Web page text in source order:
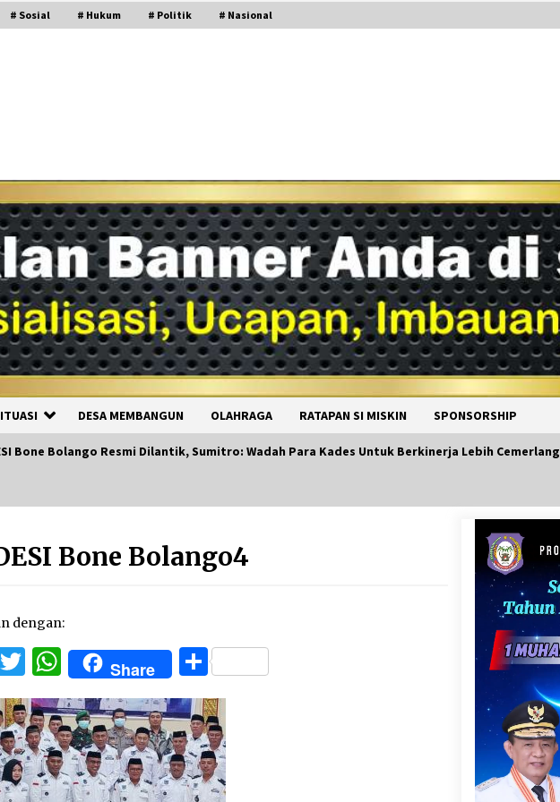
# Sosial # Hukum # Politik # Nasional
DESA MEMBANGUN OLAHRAGA RATAPAN SI MISKIN SPONSORSHIP
Bone Bolango Resmi Dilantik, Sumitro: Wadah Para Kades Untuk Berkinerja Lebih Cemerlang
Bone Bolango4
dengan:
Twitter
WhatsApp
Share Share